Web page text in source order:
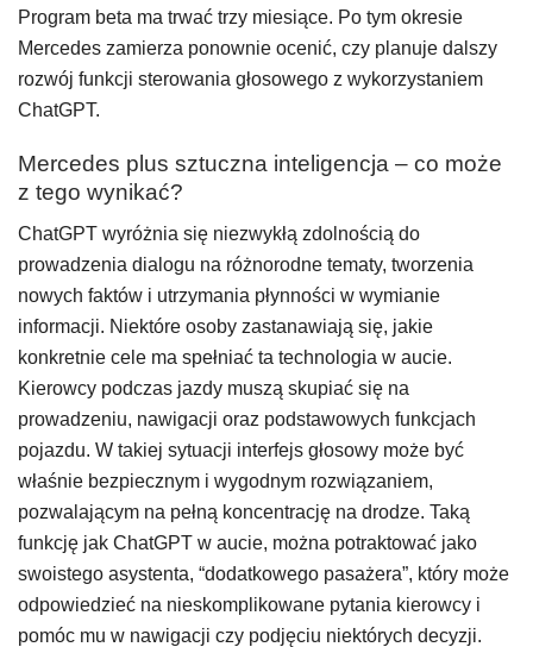
Program beta ma trwać trzy miesiące. Po tym okresie
Mercedes zamierza ponownie ocenić, czy planuje dalszy
rozwój funkcji sterowania głosowego z wykorzystaniem
ChatGPT.
Mercedes plus sztuczna inteligencja – co może
z tego wynikać?
ChatGPT wyróżnia się niezwykłą zdolnością do
prowadzenia dialogu na różnorodne tematy, tworzenia
nowych faktów i utrzymania płynności w wymianie
informacji. Niektóre osoby zastanawiają się, jakie
konkretnie cele ma spełniać ta technologia w aucie.
Kierowcy podczas jazdy muszą skupiać się na
prowadzeniu, nawigacji oraz podstawowych funkcjach
pojazdu. W takiej sytuacji interfejs głosowy może być
właśnie bezpiecznym i wygodnym rozwiązaniem,
pozwalającym na pełną koncentrację na drodze. Taką
funkcję jak ChatGPT w aucie, można potraktować jako
swoistego asystenta, “dodatkowego pasażera”, który może
odpowiedzieć na nieskomplikowane pytania kierowcy i
pomóc mu w nawigacji czy podjęciu niektórych decyzji.